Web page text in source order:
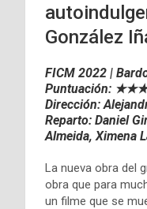
González
FICM 2022 |
Puntuación:
Dirección:
Reparto: Daniel
Almeida, Ximena
La nueva obra del
obra que para
un filme que se